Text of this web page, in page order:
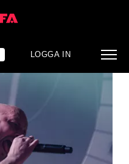
LOGGA IN